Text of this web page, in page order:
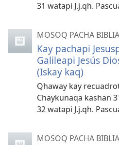
31 watapi J.j.qh.
MOSOQ PACHA BIBLIA
Kay pachapi
Galileapi Jesús
(Iskay kaq)
Qhaway kay
Chaykunaqa kashan
32 watapi J.j.qh.
MOSOQ PACHA BIBLIA